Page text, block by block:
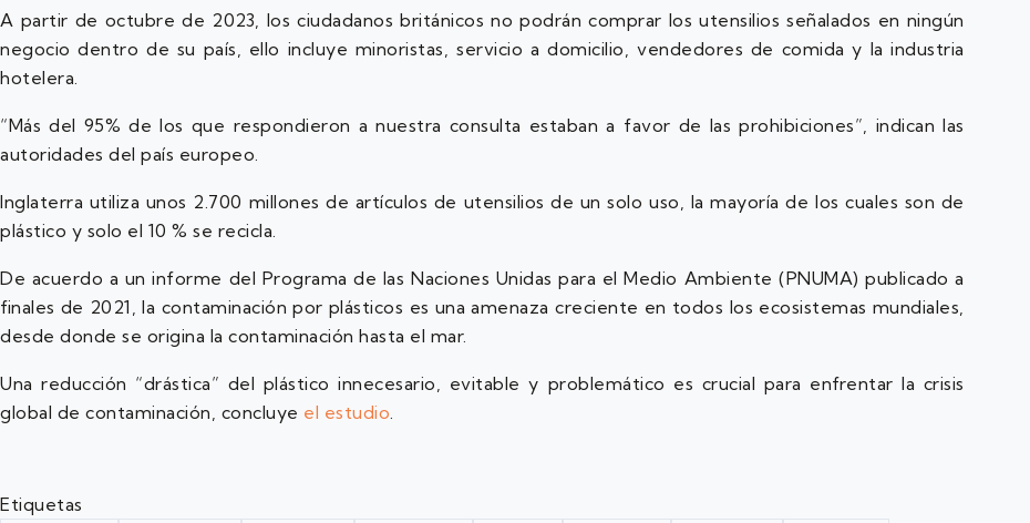
A partir de octubre de 2023, los ciudadanos británicos no podrán comprar los utensilios señalados en ningún
negocio dentro de su país, ello incluye minoristas, servicio a domicilio, vendedores de comida y la industria
hotelera.
“Más del 95% de los que respondieron a nuestra consulta estaban a favor de las prohibiciones”, indican las
autoridades del país europeo.
Inglaterra utiliza unos 2.700 millones de artículos de utensilios de un solo uso, la mayoría de los cuales son de
plástico y solo el 10 % se recicla.
De acuerdo a un informe del Programa de las Naciones Unidas para el Medio Ambiente (PNUMA) publicado a
finales de 2021, la contaminación por plásticos es una amenaza creciente en todos los ecosistemas mundiales,
desde donde se origina la contaminación hasta el mar.
Una reducción “drástica” del plástico innecesario, evitable y problemático es crucial para enfrentar la crisis
global de contaminación, concluye el estudio
Etiquetas